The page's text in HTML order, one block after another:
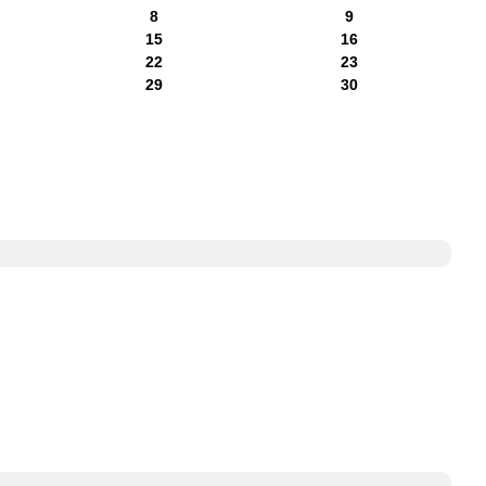
8
9
15
16
22
23
29
30